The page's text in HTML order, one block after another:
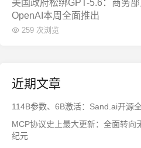
美国政府松绑GPT-5.6：商务部
OpenAI本周全面推出
259 次浏览
近期文章
114B参数、6B激活：Sand.ai开源
MCP协议史上最大更新：全面转向
纪元